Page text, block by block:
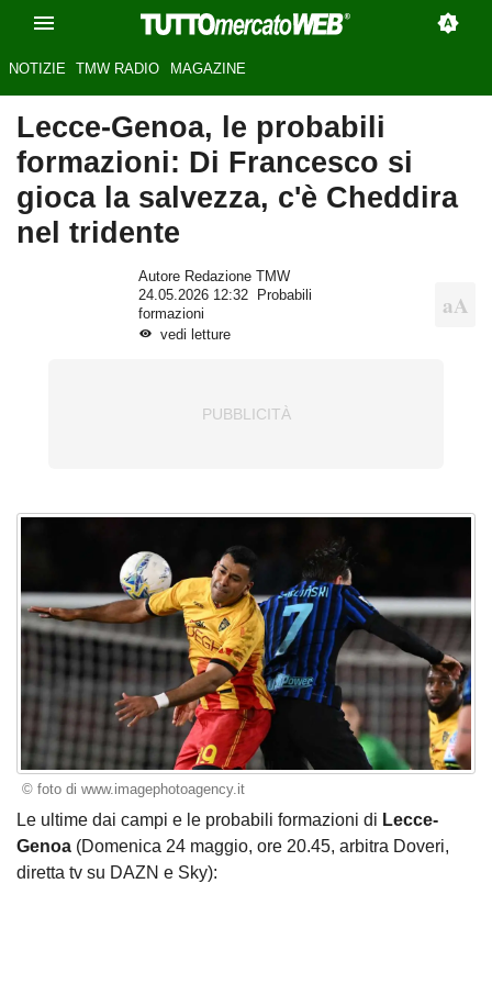
NOTIZIE TMW RADIO MAGAZINE
Lecce-Genoa, le probabili
formazioni: Di Francesco si
gioca la salvezza, c'è Cheddira
nel tridente
Autore Redazione TMW
24.05.2026 12:32
Probabili
formazioni
vedi letture
© foto di www.imagephotoagency.it
Le ultime dai campi e le probabili formazioni di Lecce-
Genoa (Domenica 24 maggio, ore 20.45, arbitra Doveri,
diretta tv su DAZN e Sky):